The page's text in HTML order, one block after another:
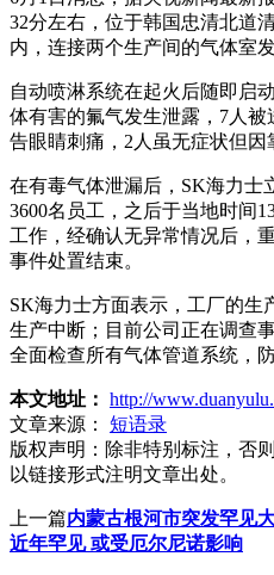
32分左右，位于韩国忠清北道
内，连接两个生产间的气体室发
自动喷淋系统在起火后随即启
体有害的氟气发生泄露，7人
告眼睛刺痛，2人虽无症状但因
在有毒气体泄漏后，SK海力士
3600名员工，之后于当地时间
工作，经确认无异常情况后，
事件处置结束。
SK海力士方面表示，工厂的生
生产中断；目前公司正在调查
全面检查所有气体管道系统，
本文地址： http://
文章来源：
短语录
版权声明： 除非特别标注，否
以链接形式注明文章出处。
上一篇内蒙古根河市突发罕见
近年罕见 或受厄尔尼诺影响